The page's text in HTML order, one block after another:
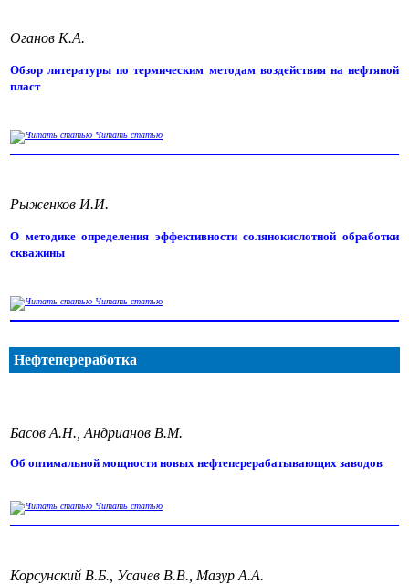
Оганов К.А.
Обзор литературы по термическим методам воздействия на нефтяной
пласт
Читать статью
Рыженков И.И.
О методике определения эффективности солянокислотной обработки
скважины
Читать статью
Нефтепереработка
Басов А.Н., Андрианов В.М.
Об оптимальной мощности новых нефтеперерабатывающих заводов
Читать статью
Корсунский В.Б., Усачев В.В., Мазур А.А.